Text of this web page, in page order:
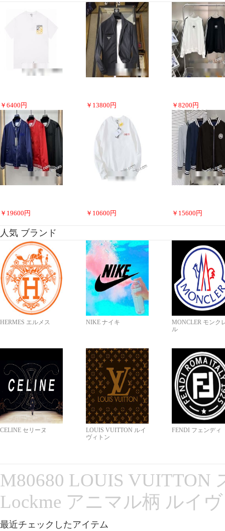
￥ 6400 円 ￥ 13800 円 ￥ 8200 円
￥ 19600 円 ￥ 10600 円 ￥ 15600 円
人気 ブランド
HERMES エルメス NIKE ナイキ
MONCLER モンク
ル
CELINE セリーヌ
LOUIS VUITTON ルイ
ヴィトン
FENDI フェンディ
M80680 LOUIS VUITTON
Lockme アニマル柄 ルイ
最近チェックしたアイテム